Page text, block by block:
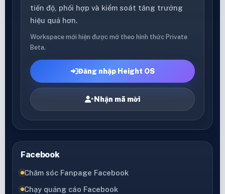
tiến độ, phối hợp và kiểm soát tăng trưởng
hiệu quả hơn.
Workspace mới hiện được mở theo hình thức Private
Beta.
Đăng nhập Height OS
Nhận mã mời
Facebook
Chăm sóc Fanpage Facebook
Chạy quảng cáo Facebook